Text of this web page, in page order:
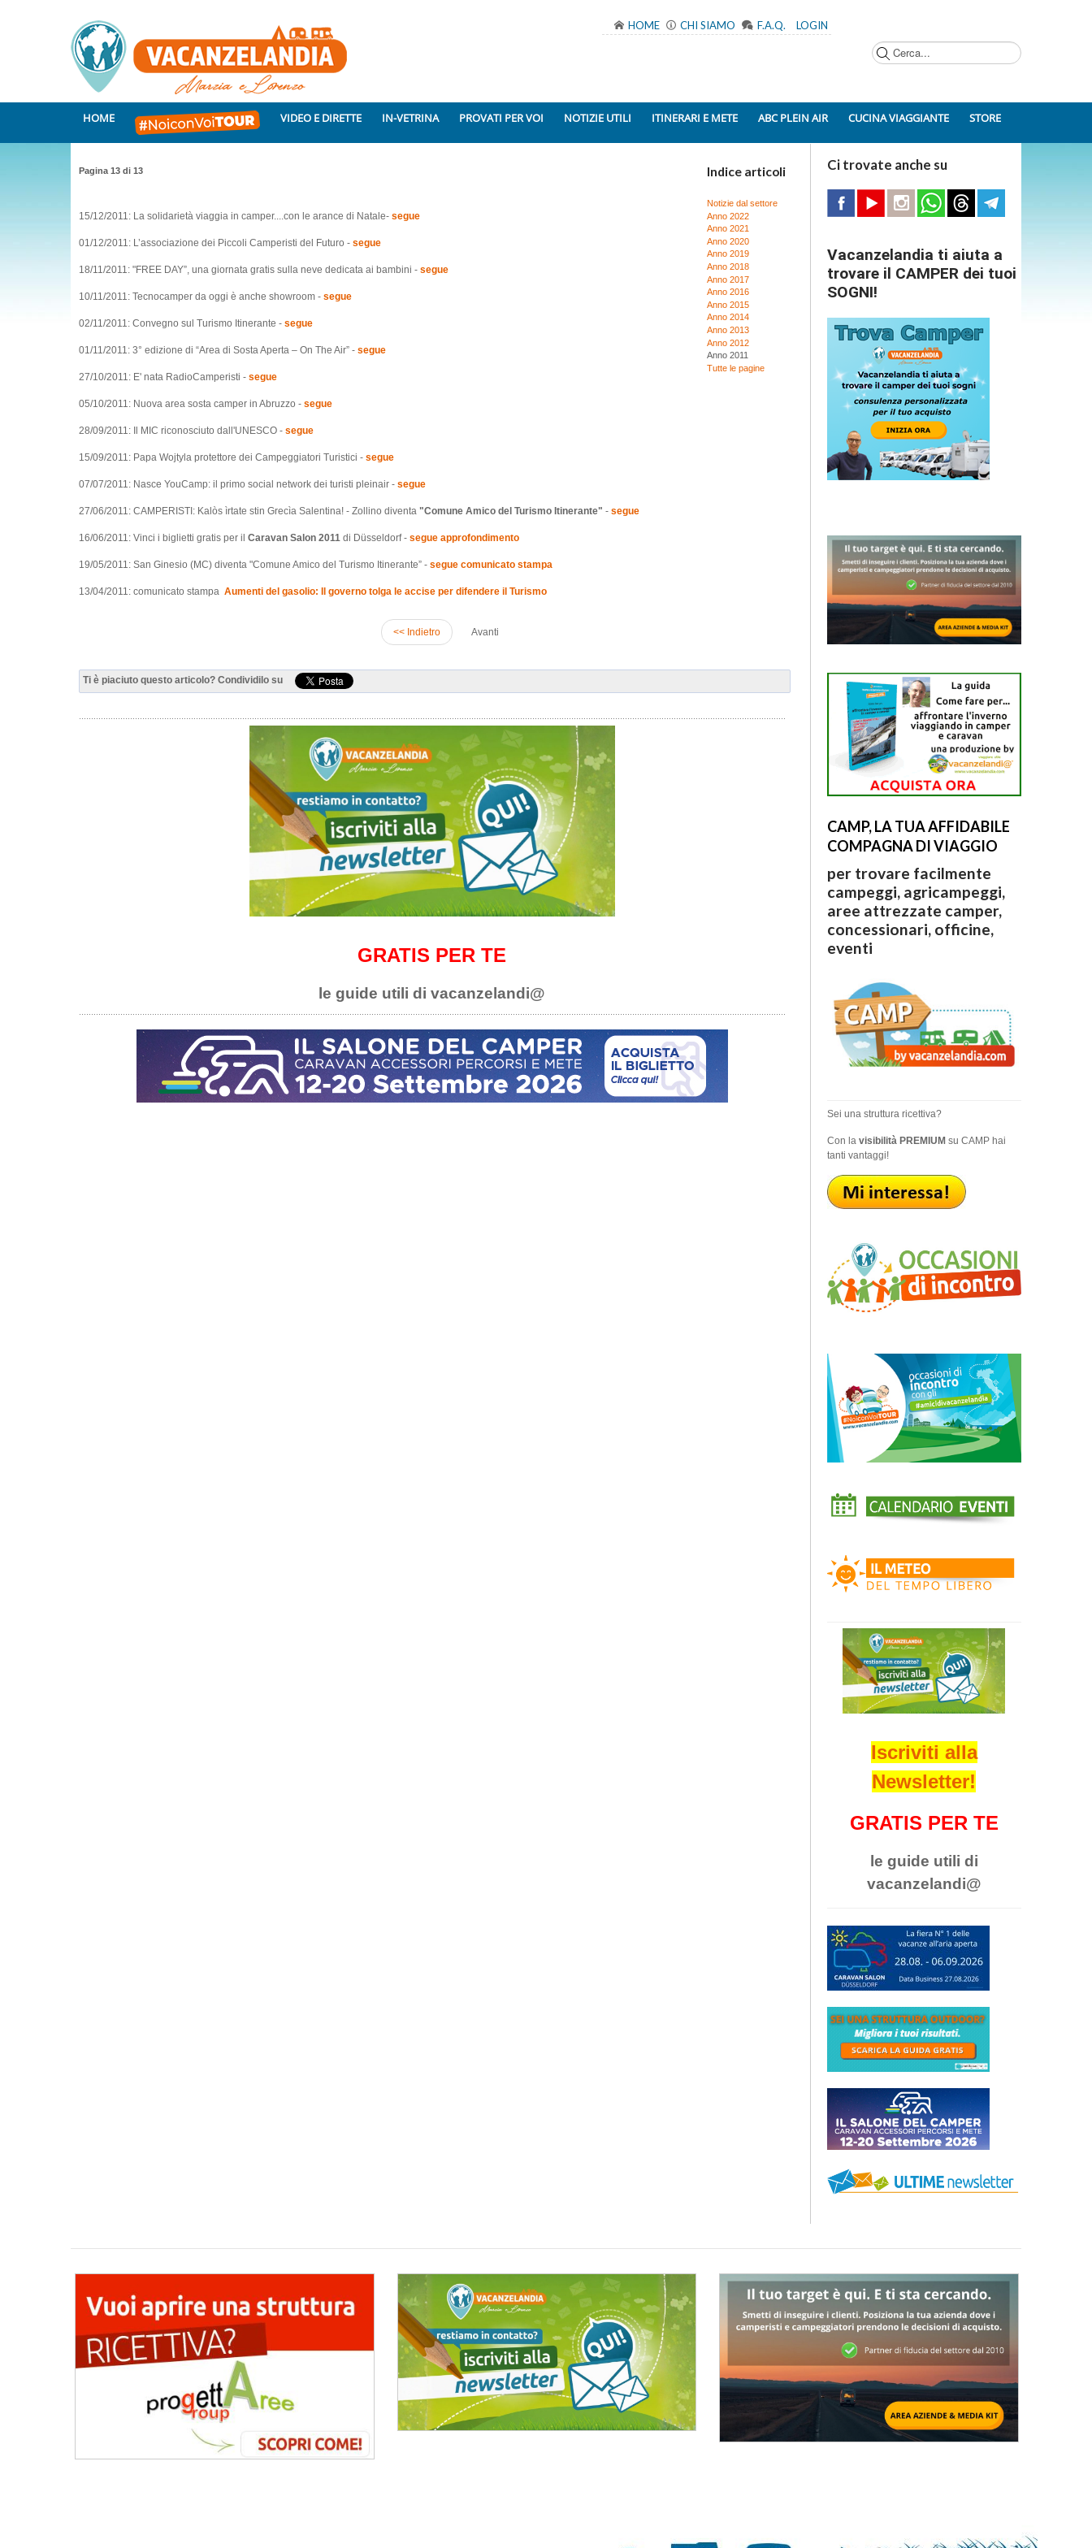
HOME CHI SIAMO F.A.Q. LOGIN
HOME VIDEO E DIRETTE IN-VETRINA PROVATI PER VOI NOTIZIE UTILI ITINERARI E METE ABC PLEIN AIR CUCINA VIAGGIANTE STORE
Indice articoli
Notizie dal settore
Anno 2022
Anno 2021
Anno 2020
Anno 2019
Anno 2018
Anno 2017
Anno 2016
Anno 2015
Anno 2014
Anno 2013
Anno 2012
Anno 2011
Tutte le pagine
Pagina 13 di 13
15/12/2011: La solidarietà viaggia in camper....con le arance di Natale- segue
01/12/2011: L’associazione dei Piccoli Camperisti del Futuro - segue
18/11/2011: "FREE DAY”, una giornata gratis sulla neve dedicata ai bambini - segue
10/11/2011: Tecnocamper da oggi è anche showroom - segue
02/11/2011: Convegno sul Turismo Itinerante - segue
01/11/2011: 3° edizione di “Area di Sosta Aperta – On The Air” - segue
27/10/2011: E' nata RadioCamperisti - segue
05/10/2011: Nuova area sosta camper in Abruzzo - segue
28/09/2011: Il MIC riconosciuto dall'UNESCO - segue
15/09/2011: Papa Wojtyla protettore dei Campeggiatori Turistici - segue
07/07/2011: Nasce YouCamp: il primo social network dei turisti pleinair - segue
27/06/2011: CAMPERISTI: Kalòs ìrtate stin Grecìa Salentina! - Zollino diventa "Comune Amico del Turismo Itinerante" - segue
16/06/2011: Vinci i biglietti gratis per il Caravan Salon 2011 di Düsseldorf - segue approfondimento
19/05/2011: San Ginesio (MC) diventa "Comune Amico del Turismo Itinerante” - segue comunicato stampa
13/04/2011: comunicato stampa Aumenti del gasolio: Il governo tolga le accise per difendere il Turismo
<< Indietro Avanti
Ti è piaciuto questo articolo? Condividilo su
GRATIS PER TE
le guide utili di vacanzelandi@
Ci trovate anche su
Vacanzelandia ti aiuta a
trovare il CAMPER dei tuoi
SOGNI!
CAMP, LA TUA AFFIDABILE
COMPAGNA DI VIAGGIO
per trovare facilmente
campeggi, agricampeggi,
aree attrezzate camper,
concessionari, officine,
eventi
Sei una struttura ricettiva?
Con la visibilità PREMIUMsu CAMP hai
tanti vantaggi!
Iscriviti alla
Newsletter!
GRATIS PER TE
le guide utili di
vacanzelandi@